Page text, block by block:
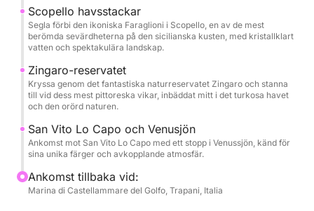
och klara havsbotten, perfekt för bad och
avkoppling. Kryssningen fortsätter mot de
suggestiva Faraglioni di Scopello och längs det
Cala Capreria, Cala del Varo, Cala della Disa, Cala
Berretta, Cala Marinella, Cala dell'Uzzo och Cala
Tonnarella dell'Uzzo. Resplanen inkluderar även den
fantastiska Venussjön och ankomsten till San Vito Lo
Capo, en av de mest ikoniska städerna på västra
Sicilien. Vatten, juice, läsk och färsk frukt ingår
ombord för att följa din dag till sjöss i fullständig
komfort. Med badpauser, spektakulära landskap och
Scopello havsstackar
Segla förbi den ikoniska Faraglioni i Scopello, en av de mest
berömda sevärdheterna på den sicilianska kusten, med kristallklart
vatten och spektakulära landskap.
Zingaro-reservatet
Kryssa genom det fantastiska naturreservatet Zingaro och stanna
till vid dess mest pittoreska vikar, inbäddat mitt i det turkosa havet
och den orörd naturen.
San Vito Lo Capo och Venusjön
Ankomst mot San Vito Lo Capo med ett stopp i Venussjön, känd för
sina unika färger och avkopplande atmosfär.
Ankomst tillbaka vid:
Marina di Castellammare del Golfo, Trapani, Italia